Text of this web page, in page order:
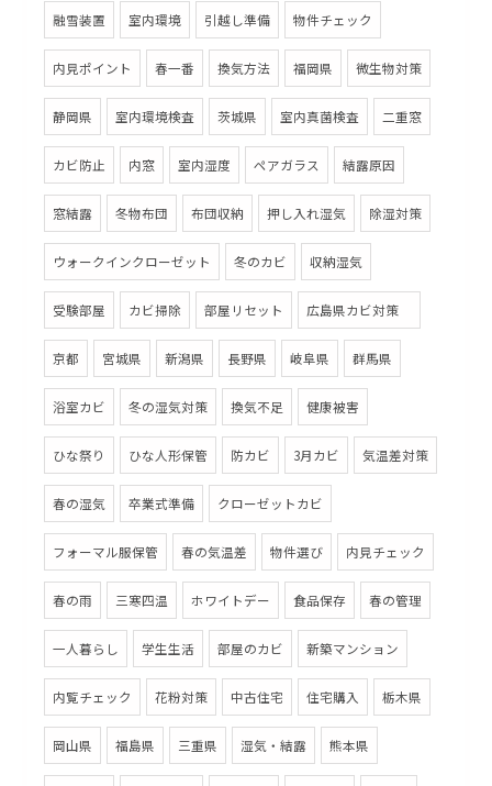
融雪装置 室内環境 引越し準備 物件チェック
内見ポイント 春一番 換気方法 福岡県 微生物対策
静岡県 室内環境検査 茨城県 室内真菌検査 二重窓
カビ防止 内窓 室内湿度 ペアガラス 結露原因
窓結露 冬物布団 布団収納 押し入れ湿気 除湿対策
ウォークインクローゼット 冬のカビ 収納湿気
受験部屋 カビ掃除 部屋リセット 広島県カビ対策
京都 宮城県 新潟県 長野県 岐阜県 群馬県
浴室カビ 冬の湿気対策 換気不足 健康被害
ひな祭り ひな人形保管 防カビ 3月カビ 気温差対策
春の湿気 卒業式準備 クローゼットカビ
フォーマル服保管 春の気温差 物件選び 内見チェック
春の雨 三寒四温 ホワイトデー 食品保存 春の管理
一人暮らし 学生生活 部屋のカビ 新築マンション
内覧チェック 花粉対策 中古住宅 住宅購入 栃木県
岡山県 福島県 三重県 湿気・結露 熊本県